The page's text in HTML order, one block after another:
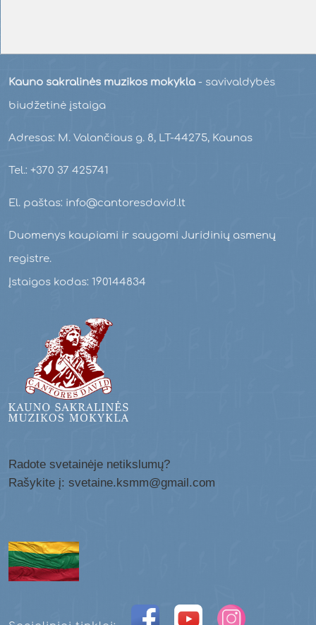
Kauno sakralinės muzikos mokykla - savivaldybės
biudžetinė įstaiga
Adresas: M. Valančiaus g. 8, LT-44275, Kaunas
Tel.: +370 37 425741
El. paštas: info@cantoresdavid.lt
Duomenys kaupiami ir saugomi Juridinių asmenų
registre.
Įstaigos kodas: 190144834
Radote svetainėje netikslumų?
Rašykite į: svetaine.ksmm@gmail.com